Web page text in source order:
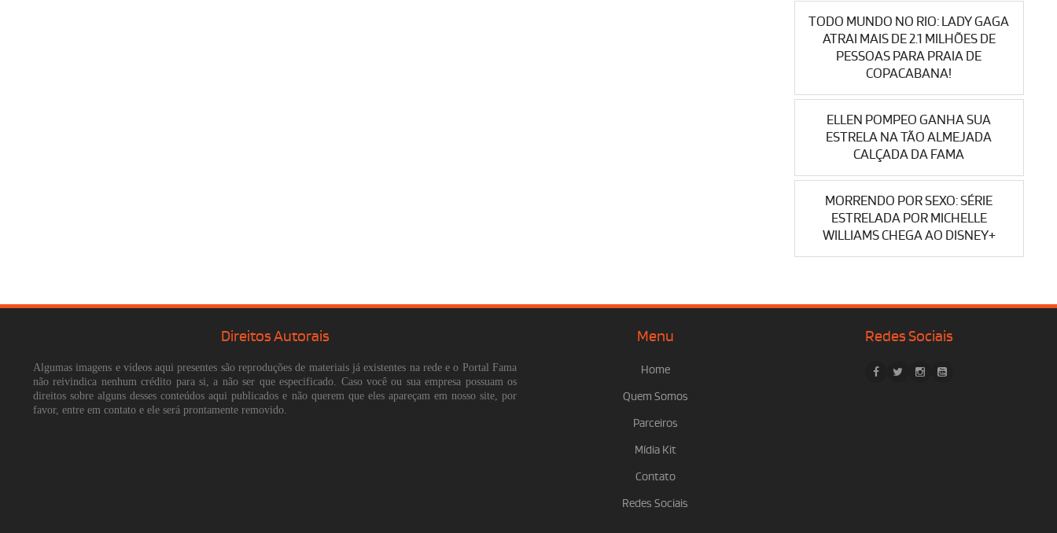
TODO MUNDO NO RIO: LADY GAGA
ATRAI MAIS DE 2.1 MILHÕES DE
PESSOAS PARA PRAIA DE
COPACABANA!
ELLEN POMPEO GANHA SUA
ESTRELA NA TÃO ALMEJADA
CALÇADA DA FAMA
MORRENDO POR SEXO: SÉRIE
ESTRELADA POR MICHELLE
WILLIAMS CHEGA AO DISNEY+
Direitos Autorais
Algumas imagens e vídeos aqui presentes são reproduções de materiais já existentes na rede e o Portal Fama
não reivindica nenhum crédito para si, a não ser que especificado. Caso você ou sua empresa possuam os
direitos sobre alguns desses conteúdos aqui publicados e não querem que eles apareçam em nosso site, por
favor, entre em contato e ele será prontamente removido.
Menu
Home
Quem Somos
Parceiros
Mídia Kit
Contato
Redes Sociais
Redes Sociais